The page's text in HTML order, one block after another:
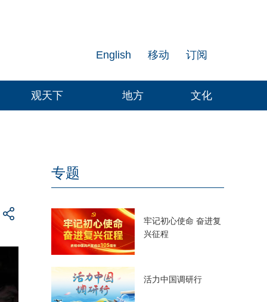
订阅
移动
English
观天下 地方 文化
专题
牢记初心使命 奋进复
兴征程
活力中国调研行